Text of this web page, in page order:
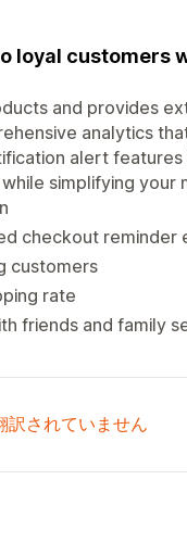
loyal customers
and provides
analytics
alert
simplifying your
checkout reminder
customers
rate
friends and family
訳されていません